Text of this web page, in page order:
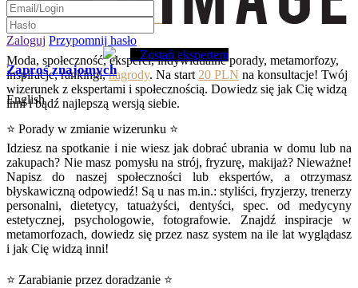
Moda, społeczność, eksperci, indywidualne porady, metamorfozy,
inspiracje, rankingi,nagrody. Na start 20 PLN na konsultacje! Twój
wizerunek z ekspertami i społecznością. Dowiedz się jak Cię widzą
inni i bądź najlepszą wersją siebie.
Zaloguj Przypomnij hasło
Zostań ekspertem
Zaproś znajomych
English
⭐ Porady w zmianie wizerunku ⭐
Idziesz na spotkanie i nie wiesz jak dobrać ubrania w domu lub na
zakupach? Nie masz pomysłu na strój, fryzurę, makijaż? Nieważne!
Napisz do naszej społeczności lub ekspertów, a otrzymasz
błyskawiczną odpowiedź! Są u nas m.in.: styliści, fryzjerzy, trenerzy
personalni, dietetycy, tatuażyści, dentyści, spec. od medycyny
estetycznej, psychologowie, fotografowie. Znajdź inspiracje w
metamorfozach, dowiedz się przez nasz system na ile lat wyglądasz
i jak Cię widzą inni!
⭐ Zarabianie przez doradzanie ⭐